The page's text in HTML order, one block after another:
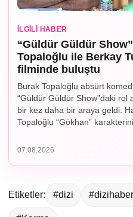
İLGILI HABER
“Güldür Güldür
Topaloğlu ile Berkay
filminde buluştu
Burak Topaloğlu absürt
“Güldür Güldür Show”daki rol
bir kez daha bir araya geldi.
Topaloğlu “Gökhan”
07.08.2026
Etiketler: #dizi